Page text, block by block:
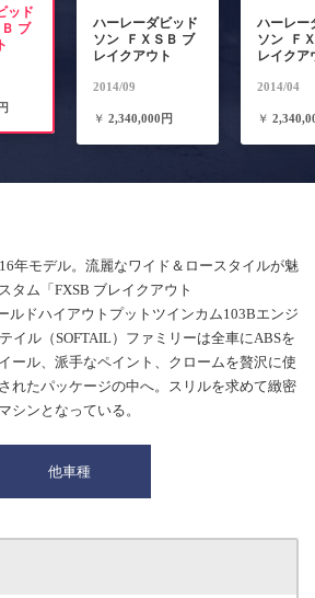
ッド
ブ
ハーレーダビッド
ソン ＦＸＳＢ ブ
レイクアウト
2014/09
￥ 2,340,000円
ハーレー
ソン Ｆ
レイクア
2014/04
￥
年モデル。流麗なワイド＆ロースタイルが魅
タム「FXSB ブレイクアウト
ルドハイアウトプットツインカム103Bエンジ
イル（SOFTAIL）ファミリーは全車にABSを
ール、派手なペイント、クロームを贅沢に使
れたパッケージの中へ。スリルを求めて緻密
シンとなっている。
他車種